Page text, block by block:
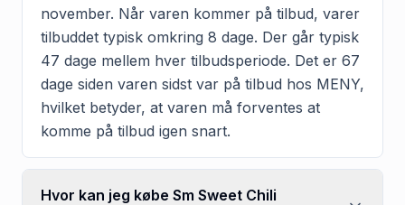
november. Når varen kommer på tilbud, varer
tilbuddet typisk omkring 8 dage. Der går typisk
47 dage mellem hver tilbudsperiode. Det er 67
dage siden varen sidst var på tilbud hos MENY,
hvilket betyder, at varen må forventes at
komme på tilbud igen snart.
Hvor kan jeg købe Sm Sweet Chili